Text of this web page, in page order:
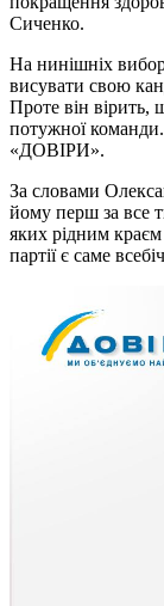
Сиченко.
На нинішніх
висувати свою
Проте він вірить,
потужної
«ДОВІРИ».
За словами
йому перш за все
яких рідним
партії є саме